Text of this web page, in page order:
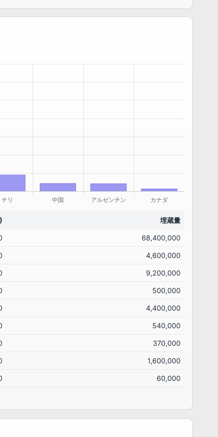
埋蔵量
68,400,000
4,600,000
9,200,000
500,000
4,400,000
540,000
370,000
1,600,000
60,000